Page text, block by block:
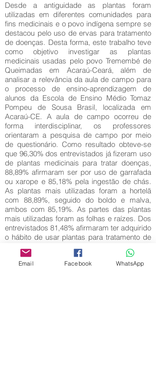
Desde a antiguidade as plantas foram
utilizadas em diferentes comunidades para
fins medicinais e o povo indígena sempre se
destacou pelo uso de ervas para tratamento
de doenças. Desta forma, este trabalho teve
como objetivo investigar as plantas
medicinais usadas pelo povo Tremembé de
Queimadas em Acaraú-Ceará, além de
analisar a relevância da aula de campo para
o processo de ensino-aprendizagem de
alunos da Escola de Ensino Médio Tomaz
Pompeu de Sousa Brasil, localizada em
Acaraú-CE. A aula de campo ocorreu de
forma interdisciplinar, os professores
orientaram a pesquisa de campo por meio
de questionário. Como resultado obteve-se
que 96,30% dos entrevistados já fizeram uso
de plantas medicinais para tratar doenças,
88,89% afirmaram ser por uso de garrafada
ou xarope e 85,18% pela ingestão de chás.
As plantas mais utilizadas foram a hortelã
com 88,89%, seguido do boldo e malva,
ambos com 85,19%. As partes das plantas
mais utilizadas foram as folhas e raízes. Dos
entrevistados 81,48% afirmaram ter adquirido
o hábito de usar plantas para tratamento de
doenças com a mãe. Por último, o
aprendizado da aula de campo foi explorado
em debates nas aulas e feira de ciências.
Email Facebook WhatsApp